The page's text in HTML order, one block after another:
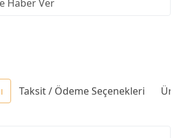
Haber Ver
Taksit / Ödeme Seçenekleri